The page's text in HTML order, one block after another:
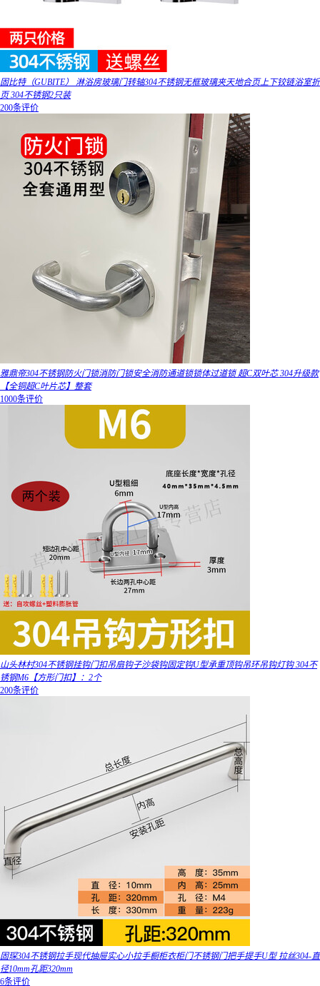
固比特（GUBITE） 淋浴房玻璃门转轴304不锈钢无框玻璃夹天地合页上下铰链浴室折
页 304不锈钢2只装
200条评价
雅鼎帝304不锈钢防火门锁消防门锁安全消防通道锁锁体过道锁 超C双叶芯 304升级款
【全铜超C叶片芯】整套
1000条评价
山头林村304不锈钢挂钩门扣吊扇钩子沙袋钩固定钩U型承重顶钩吊环吊钩灯钩 304不
锈钢M6【方形门扣】：2个
200条评价
固琛304不锈钢拉手现代抽屉实心小拉手橱柜衣柜门不锈钢门把手提手U型 拉丝304-直
径10mm孔距320mm
6条评价